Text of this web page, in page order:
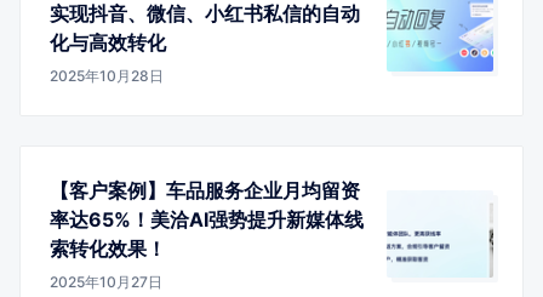
实现抖音、微信、小红书私信的自动
化与高效转化
2025年10月28日
【客户案例】车品服务企业月均留资
率达65%！美洽AI强势提升新媒体线
索转化效果！
2025年10月27日